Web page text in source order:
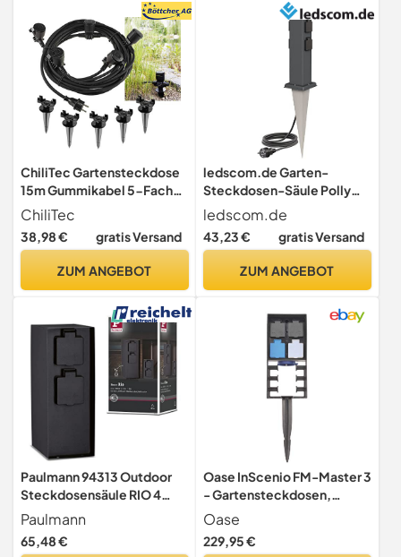
ChiliTec Gartensteckdose
15m Gummikabel 5-Fach
Außensteckdose Schwarz
ChiliTec
38,98 € gratis Versand
ZUM ANGEBOT
ledscom.de Garten-
Steckdosen-Säule Polly
mit Erdspieß und 2m Kabel
für außen, IP44, 4-Fach,
anthrazit, eckig, 40cm
ledscom.de
43,23 € gratis Versand
ZUM ANGEBOT
Paulmann 94313 Outdoor
Steckdosensäule RIO 4
fach max. 3,650 Watt
Außenbeleuchtung
Anthrazit
Paulmann
65,48 €
Oase InScenio FM-Master 3
- Gartensteckdosen,
Reichweite bis 80 m,
Ganzjahreseinsatz,
spritzwassergeschützt,
Oase
229,95 €